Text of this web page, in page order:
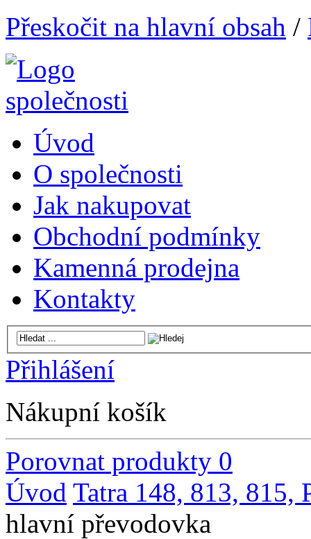
Přeskočit na hlavní obsah /
Úvod
O společnosti
Jak nakupovat
Obchodní podmínky
Kamenná prodejna
Kontakty
Přihlášení
Nákupní košík
Porovnat produkty 0
Úvod Tatra 148, 813, 815,
hlavní převodovka